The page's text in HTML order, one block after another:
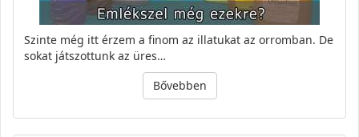
Szinte még itt érzem a finom az illatukat az orromban. De
sokat játszottunk az üres…
Bővebben